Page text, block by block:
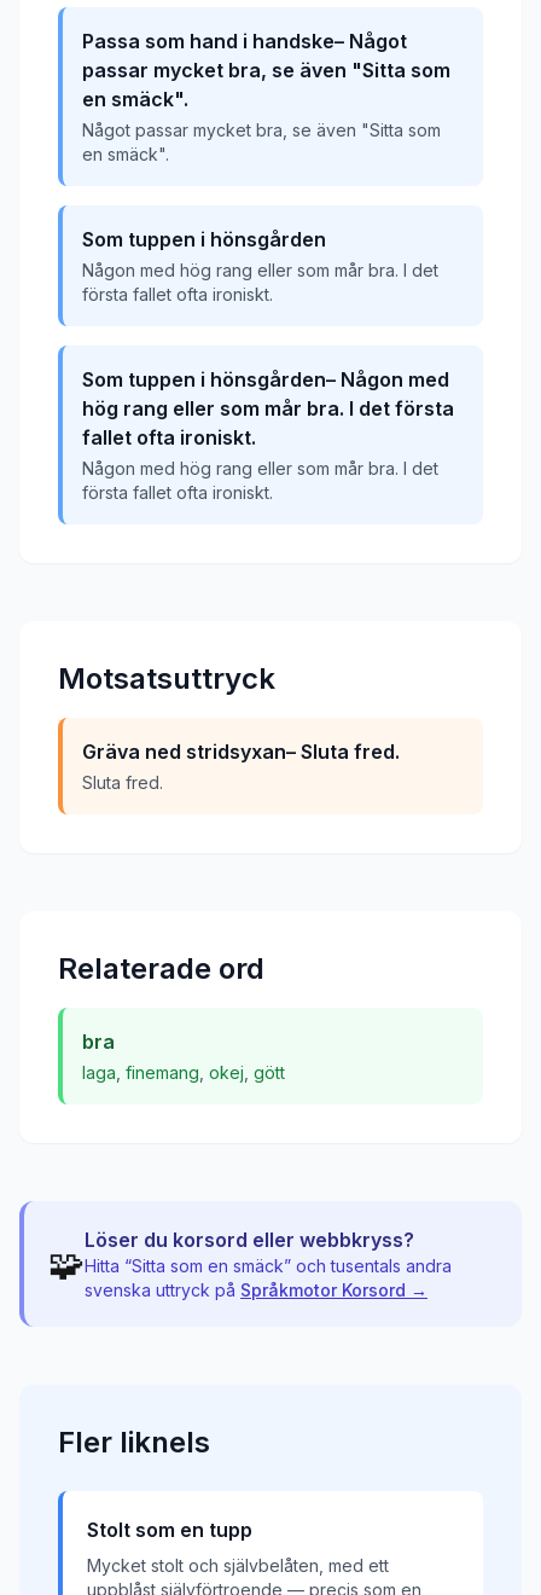
Passa som hand i handske– Något
passar mycket bra, se även "Sitta som
en smäck".
Något passar mycket bra, se även "Sitta som
en smäck".
Som tuppen i hönsgården
Någon med hög rang eller som mår bra. I det
första fallet ofta ironiskt.
Som tuppen i hönsgården– Någon med
hög rang eller som mår bra. I det första
fallet ofta ironiskt.
Någon med hög rang eller som mår bra. I det
första fallet ofta ironiskt.
Motsatsuttryck
Gräva ned stridsyxan– Sluta fred.
Sluta fred.
Relaterade ord
bra
laga finemang okej gött
🧩
Löser du korsord eller webbkryss?
Hitta “Sitta som en smäck” och tusentals andra
svenska uttryck på Språkmotor Korsord →
Fler liknels
Stolt som en tupp
Mycket stolt och självbelåten, med ett
uppblåst självförtroende — precis som en